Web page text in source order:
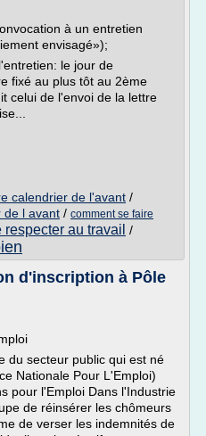
à un entretien
envisagé»);
le jour de
fixé au plus tôt au 2ème
celui de l'envoi de la lettre
calendrier de l'avant /
de l avant / comment se faire
au travail /
d'inscription à Pôle
du secteur public qui est né
Nationale Pour L'Emploi)
pour l'Emploi Dans l'Industrie
de réinsérer les chômeurs
de verser les indemnités de